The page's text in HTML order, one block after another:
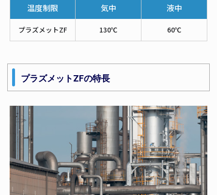
温度制限 気中 液中
プラズメットZF 130℃ 60℃
プラズメットZFの特長